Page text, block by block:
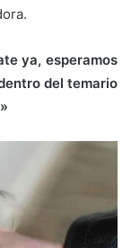
ya, esperamos
del temario